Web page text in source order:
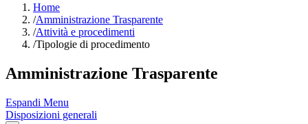
Home
/Amministrazione Trasparente
/Attività e procedimenti
/Tipologie di procedimento
Amministrazione Trasparente
Espandi Menu
Disposizioni generali